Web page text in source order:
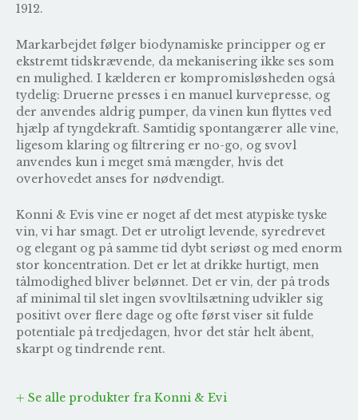
1912.
Markarbejdet følger biodynamiske principper og er
ekstremt tidskrævende, da mekanisering ikke ses som
en mulighed. I kælderen er kompromisløsheden også
tydelig: Druerne presses i en manuel kurvepresse, og
der anvendes aldrig pumper, da vinen kun flyttes ved
hjælp af tyngdekraft. Samtidig spontangærer alle vine,
ligesom klaring og filtrering er no-go, og svovl
anvendes kun i meget små mængder, hvis det
overhovedet anses for nødvendigt.
Konni & Evis vine er noget af det mest atypiske tyske
vin, vi har smagt. Det er utroligt levende, syredrevet
og elegant og på samme tid dybt seriøst og med enorm
stor koncentration. Det er let at drikke hurtigt, men
tålmodighed bliver belønnet. Det er vin, der på trods
af minimal til slet ingen svovltilsætning udvikler sig
positivt over flere dage og ofte først viser sit fulde
potentiale på tredjedagen, hvor det står helt åbent,
skarpt og tindrende rent.
Se alle produkter fra Konni & Evi